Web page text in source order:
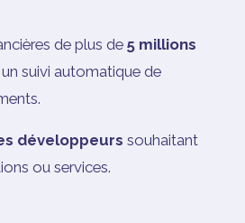
de plus de 5 millions
suivi automatique de
développeurs souhaitant
ou services.